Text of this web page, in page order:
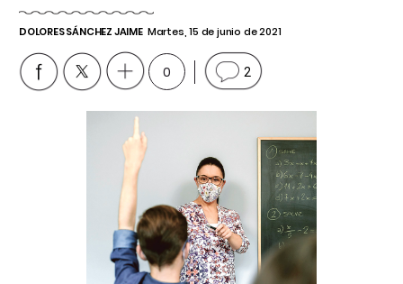
DOLORES SÁNCHEZ JAIME Martes, 15 de junio de 2021
0 2